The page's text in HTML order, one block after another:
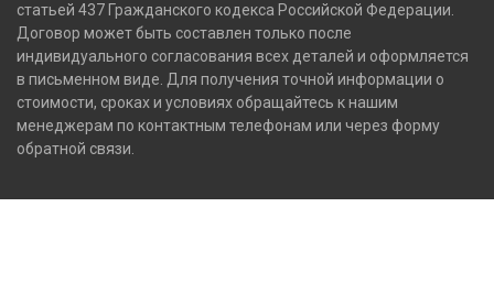
статьей 437 Гражданского кодекса Российской Федерации.
Договор может быть составлен только после
индивидуального согласования всех деталей и оформляется
в письменном виде. Для получения точной информации о
стоимости, сроках и условиях обращайтесь к нашим
менеджерам по контактным телефонам или через форму
обратной связи.